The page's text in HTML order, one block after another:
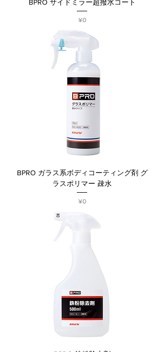
BPRO サイドミラー超撥水コート
Price
¥0
BPRO ガラス系ボディコーティング剤 グ
ラスポリマー 疎水
Price
¥0